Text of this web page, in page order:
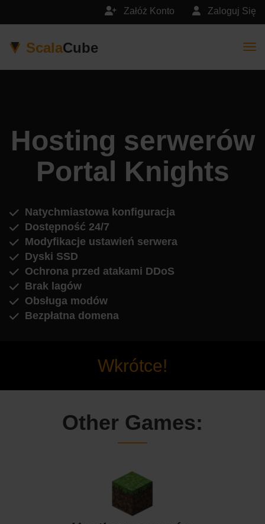
Zaloguj Się
Załóż Konto
ScalaCube
Hosting serwerów
Portal Knights
Natychmiastowa konfiguracja
Dostępność 24/7
Modyfikacje ustawień serwera
Dyski SSD
Ochrona przed atakami DDoS
Brak lagów
Obsługa modów
Bezpłatna domena
Wkrótce!
Other Games: